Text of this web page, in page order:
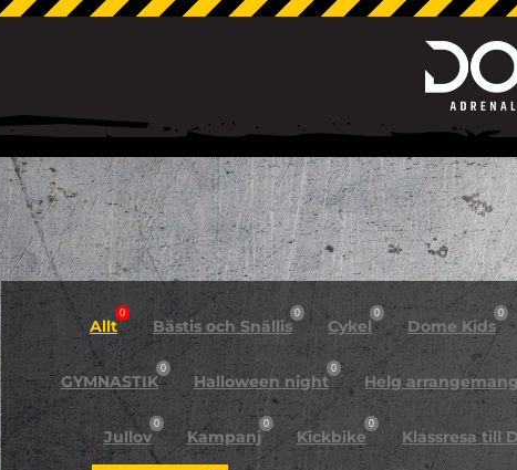
Allt
0
Bästis och Snällis
0
Cykel
0
Dome Kids
0
GYMNASTIK
0
Halloween night
0
Helg arrangemang
Jullov
0
Kampanj
0
Kickbike
0
Klassresa till